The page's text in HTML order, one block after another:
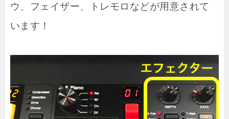
ウ、フェイザー、トレモロなどが用意されて
います！